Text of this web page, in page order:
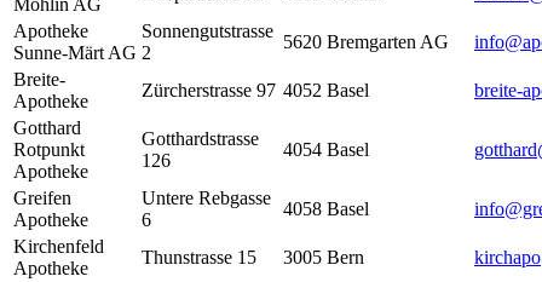
Apotheke
Sunne-Märt AG
Sonnengutstrasse
2
5620 Bremgarten AG
Breite-
Apotheke
Zürcherstrasse 97 4052 Basel
breite-
Gotthard
Rotpunkt
Apotheke
Gotthardstrasse
126
4054 Basel
Greifen
Apotheke
Untere Rebgasse
6
4058 Basel
Kirchenfeld
Apotheke
Thunstrasse 15 3005 Bern